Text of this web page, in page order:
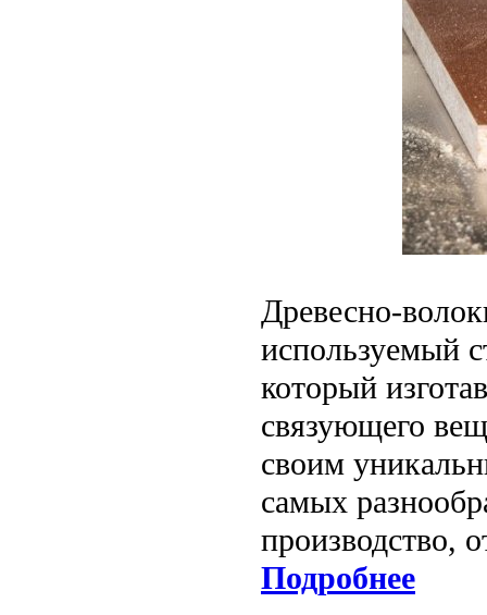
Древесно-
используемый
который
связующего
своим
самых
производство,
Подробнее